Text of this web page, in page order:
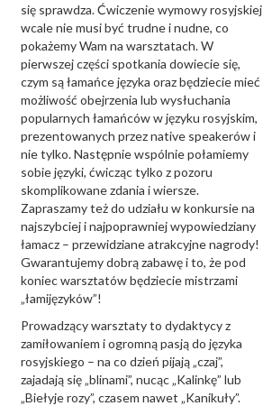
się sprawdza. Ćwiczenie wymowy rosyjskiej
wcale nie musi być trudne i nudne, co
pokażemy Wam na warsztatach. W
pierwszej części spotkania dowiecie się,
czym są łamańce języka oraz będziecie mieć
możliwość obejrzenia lub wysłuchania
popularnych łamańców w języku rosyjskim,
prezentowanych przez native speakerów i
nie tylko. Następnie wspólnie połamiemy
sobie języki, ćwicząc tylko z pozoru
skomplikowane zdania i wiersze.
Zapraszamy też do udziału w konkursie na
najszybciej i najpoprawniej wypowiedziany
łamacz – przewidziane atrakcyjne nagrody!
Gwarantujemy dobrą zabawę i to, że pod
koniec warsztatów będziecie mistrzami
„łamijęzyków”!
Prowadzący warsztaty to dydaktycy z
zamiłowaniem i ogromną pasją do języka
rosyjskiego – na co dzień pijają „czaj”,
zajadają się „blinami”, nucąc „Kalinkę” lub
„Biełyje rozy”, czasem nawet „Kanikuły”.